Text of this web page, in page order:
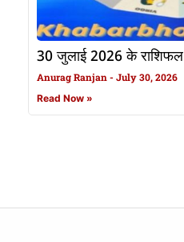
30 जुलाई 2026 के राशिफल
Anurag Ranjan July 30, 2026
Read Now »